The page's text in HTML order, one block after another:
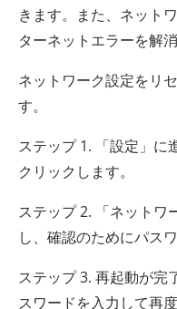
きます。また、ネット
ターネットエラーを解
ネットワーク設定をリ
す。
ステップ 1. 「設定」に
クリックします。
ステップ 2. 「ネットワ
し、確認のためにパス
ステップ 3. 再起動が完
スワードを入力して再